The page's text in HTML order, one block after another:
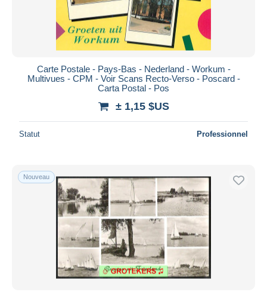
Carte Postale - Pays-Bas - Nederland - Workum -
Multivues - CPM - Voir Scans Recto-Verso - Poscard -
Carta Postal - Pos
± 1,15 $US
Statut Professionnel
Nouveau